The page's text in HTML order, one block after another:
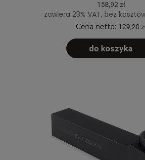
158,92 zł
zawiera 23% VAT, bez
Cena netto: 129,20
do koszyka